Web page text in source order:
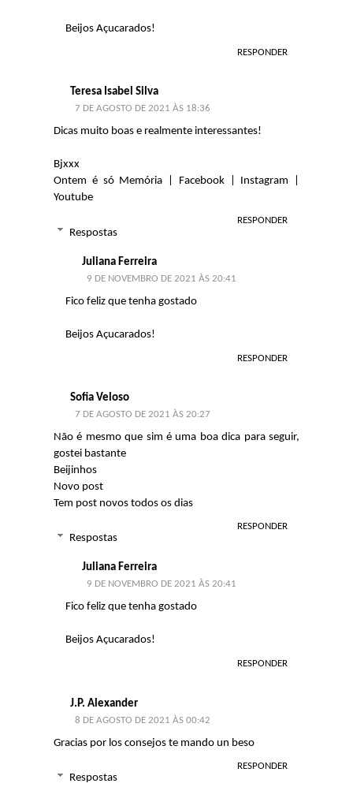
Beijos Açucarados!
RESPONDER
Teresa Isabel Silva
7 DE AGOSTO DE 2021 ÀS 18:36
Dicas muito boas e realmente interessantes!
Bjxxx
Ontem é só Memória
Facebook| Instagram
Youtube
RESPONDER
Respostas
Juliana Ferreira
9 DE NOVEMBRO DE 2021 ÀS 20:41
Fico feliz que tenha gostado
Beijos Açucarados!
RESPONDER
Sofia Veloso
7 DE AGOSTO DE 2021 ÀS 20:27
Não é mesmo que sim é uma boa dica para seguir,
gostei bastante
Beijinhos
Novo post
Tem post novos todos os dias
RESPONDER
Respostas
Juliana Ferreira
9 DE NOVEMBRO DE 2021 ÀS 20:41
Fico feliz que tenha gostado
Beijos Açucarados!
RESPONDER
J.P. Alexander
8 DE AGOSTO DE 2021 ÀS 00:42
Gracias por los consejos te mando un beso
RESPONDER
Respostas